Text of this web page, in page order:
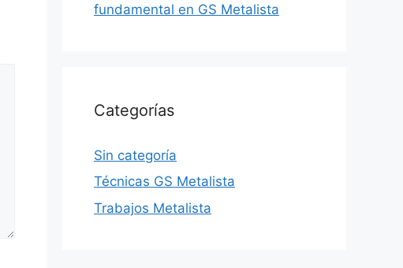
fundamental en GS Metalista
Categorías
Sin categoría
Técnicas GS Metalista
Trabajos Metalista